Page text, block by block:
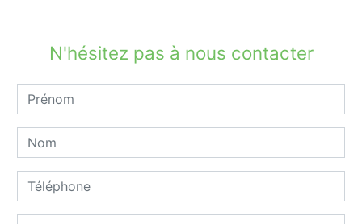
N'hésitez pas à nous contacter